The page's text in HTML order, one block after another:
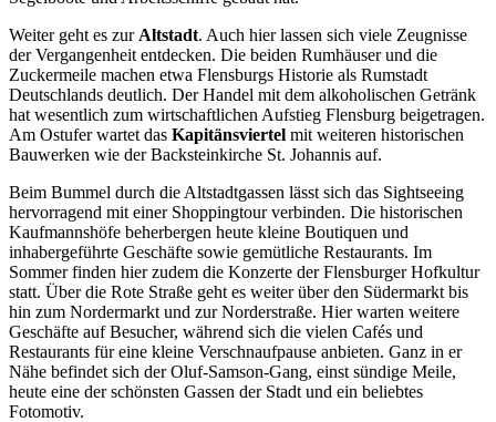
Weiter geht es zur Altstadt. Auch hier lassen sich viele Zeugnisse
der Vergangenheit entdecken. Die beiden Rumhäuser und die
Zuckermeile machen etwa Flensburgs Historie als Rumstadt
Deutschlands deutlich. Der Handel mit dem alkoholischen Getränk
hat wesentlich zum wirtschaftlichen Aufstieg Flensburg beigetragen.
Am Ostufer wartet das Kapitänsviertel mit weiteren historischen
Bauwerken wie der Backsteinkirche St. Johannis auf.
Beim Bummel durch die Altstadtgassen lässt sich das Sightseeing
hervorragend mit einer Shoppingtour verbinden. Die historischen
Kaufmannshöfe beherbergen heute kleine Boutiquen und
inhabergeführte Geschäfte sowie gemütliche Restaurants. Im
Sommer finden hier zudem die Konzerte der Flensburger Hofkultur
statt. Über die Rote Straße geht es weiter über den Südermarkt bis
hin zum Nordermarkt und zur Norderstraße. Hier warten weitere
Geschäfte auf Besucher, während sich die vielen Cafés und
Restaurants für eine kleine Verschnaufpause anbieten. Ganz in er
Nähe befindet sich der Oluf-Samson-Gang, einst sündige Meile,
heute eine der schönsten Gassen der Stadt und ein beliebtes
Fotomotiv.